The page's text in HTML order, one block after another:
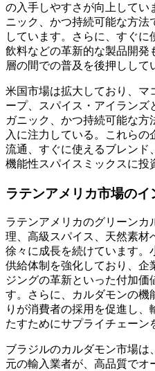
の入手しやすさが向上してい
ニック、かつ持続可能な方法
しています。さらに、すぐ
飲料などの革新的な製品開発
層の間での普及を後押しして
米国市場は拡大しており、マ
ープ、スパイス・アイランズ
ガニック、かつ持続可能な
入に注力している。これら
流通、すぐに使えるブレンド
機能性スパイスミックスに投
ラテンアメリカ市場のイ
ラテンアメリカのグリーン
理、高級スパイス、天然素材
徐々に成長を続けています。
供給体制を強化しており、企
ジングの革新といった付加価
す。さらに、カルダモンの機
りが消費者の採用を促進し
たすためにサプライチェーン
ブラジルのカルダモン市場は
元の輸入業者が、高品質でオ